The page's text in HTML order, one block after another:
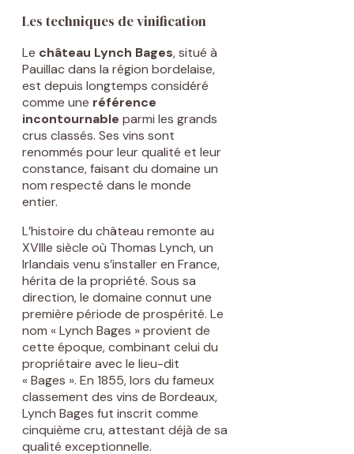
Les techniques de vinification
Le château Lynch Bages, situé à
Pauillac dans la région bordelaise,
est depuis longtemps considéré
comme une référence
incontournable parmi les grands
crus classés. Ses vins sont
renommés pour leur qualité et leur
constance, faisant du domaine un
nom respecté dans le monde
entier.
L’histoire du château remonte au
XVIIIe siècle où Thomas Lynch, un
Irlandais venu s’installer en France,
hérita de la propriété. Sous sa
direction, le domaine connut une
première période de prospérité. Le
nom « Lynch Bages » provient de
cette époque, combinant celui du
propriétaire avec le lieu-dit
« Bages ». En 1855, lors du fameux
classement des vins de Bordeaux,
Lynch Bages fut inscrit comme
cinquième cru, attestant déjà de sa
qualité exceptionnelle.